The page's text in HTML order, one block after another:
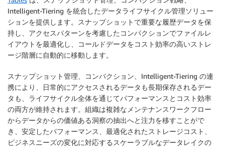
Intelligent-Tiering を統合したデータライフサイクル管理ソリュー
ションを提供します。スナップショットで重要な履歴データを保
持し、アクセスパターンを考慮したコンパクションでファイルレ
イアウトを最適化し、コールドデータをコスト効率の高いストレ
ージ階層に自動的に移動します。
スナップショット管理、コンパクション、Intelligent-Tiering の連
携により、日常的にアクセスされるデータも長期保存されるデー
タも、ライフサイクル全体を通じてパフォーマンスとコスト効率
の両方が維持されます。組織は複雑なメンテナンスワークフロー
からデータからの価値ある洞察の抽出へと注力を移すことがで
き、安定したパフォーマンス、最適化されたストレージコスト、
ビジネスニーズの変化に対応するスケーラブルなデータレイクの